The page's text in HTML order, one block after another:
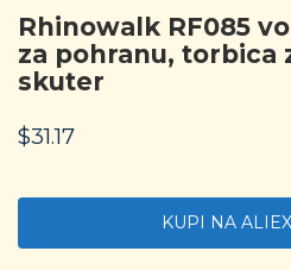
Rhinowalk RF085
za pohranu, torbica
skuter
$31.17
KUPI NA